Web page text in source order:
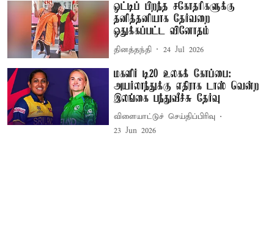
ஒட்டிப் பிறந்த சகோதரிகளுக்கு
தனித்தனியாக தேர்வறை
ஒதுக்கப்பட்ட வினோதம்
தினத்தந்தி 24 Jul 2026
மகளிர் டி20 உலகக் கோப்பை:
அயர்லாந்துக்கு எதிராக டாஸ் வென்ற
இலங்கை பந்துவீச்சு தேர்வு
விளையாட்டுச் செய்திப்பிரிவு
23 Jun 2026